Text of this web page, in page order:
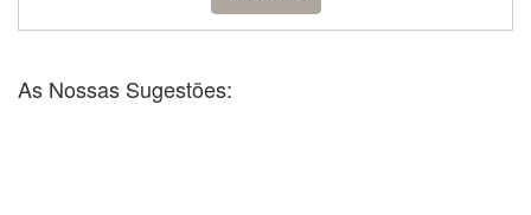
As Nossas Sugestões: